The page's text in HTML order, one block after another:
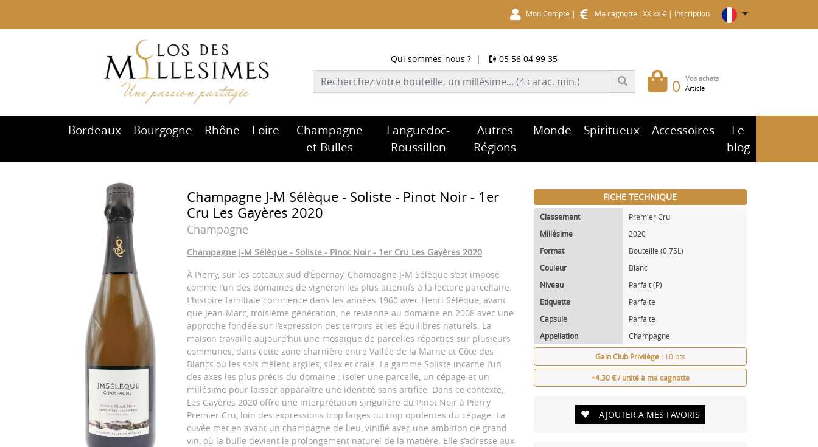
Mon Compte | Ma cagnotte : XX.xx € | Inscription
0 Vos achats
Article
Qui sommes-nous ?| 05 56 04 99 35
Bordeaux Bourgogne Rhône Loire
Champagne
et Bulles
Languedoc-
Roussillon
Autres
Régions
Monde Spiritueux Accessoires
Le
blog
Champagne J-M Sélèque - Soliste - Pinot Noir - 1er
Cru Les Gayères 2020
Champagne
Champagne J-M Sélèque - Soliste - Pinot Noir - 1er Cru Les Gayères 2020
À Pierry, sur les coteaux sud d’Épernay, Champagne J-M Sélèque s’est imposé
comme l’un des domaines de vigneron les plus attentifs à la lecture parcellaire.
L’histoire familiale commence dans les années 1960 avec Henri Sélèque, avant
que Jean-Marc, troisième génération, ne revienne au domaine en 2008 avec une
approche fondée sur l’expression des terroirs et les équilibres naturels. La
maison travaille aujourd’hui une mosaïque de parcelles réparties sur plusieurs
communes, dans cette zone charnière entre Vallée de la Marne et Côte des
Blancs où les sols mêlent argiles, silex et craie. La gamme Soliste incarne l’un
des axes les plus précis du domaine : isoler une parcelle, un cépage et un
millésime pour laisser apparaître une identité sans artifice. Dans ce contexte,
Les Gayères 2020 offre une interprétation singulière du Pinot Noir à Pierry
Premier Cru, loin des expressions trop larges ou trop opulentes du cépage. La
cuvée met en avant un champagne de lieu, vinifié avec une ambition de grand
vin, où la bulle devient le prolongement naturel de la matière. Elle s’adresse aux
FICHE TECHNIQUE
Classement
Premier Cru
Millésime
2020
Format
Bouteille (0.75L)
Couleur
Blanc
Niveau
Parfait (P)
Etiquette
Parfaite
Capsule
Parfaite
Appellation
Champagne
Gain Club Privilège : 10 pts
+4.30 € / unité à ma cagnotte
AJOUTER A MES FAVORIS